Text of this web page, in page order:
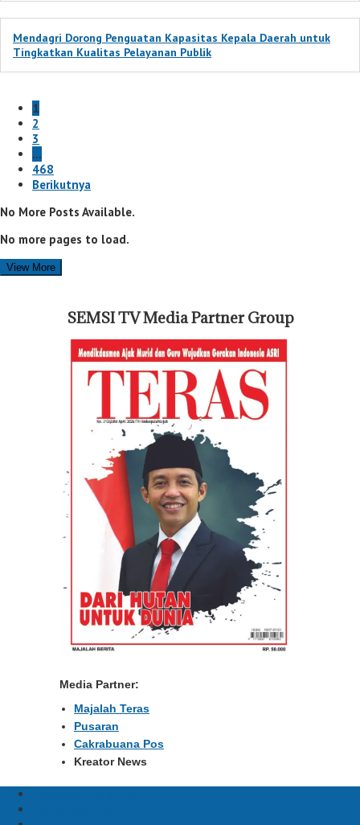
Mendagri Dorong Penguatan Kapasitas Kepala Daerah untuk
Tingkatkan Kualitas Pelayanan Publik
1
2
3
…
468
Berikutnya
No More Posts Available.
No more pages to load.
View More
SEMSI TV Media Partner Group
Media Partner:
Majalah Teras
Pusaran
Cakrabuana Pos
Kreator News